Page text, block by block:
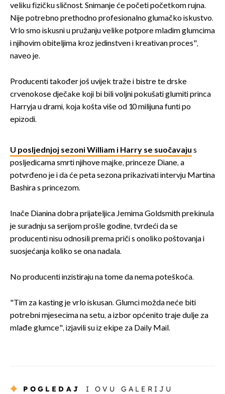
veliku fizičku sličnost. Snimanje će početi početkom rujna.
Nije potrebno prethodno profesionalno glumačko iskustvo.
Vrlo smo iskusni u pružanju velike potpore mladim glumcima
i njihovim obiteljima kroz jedinstven i kreativan proces",
naveo je.
Producenti također još uvijek traže i bistre te drske
crvenokose dječake koji bi bili voljni pokušati glumiti princa
Harryja u drami, koja košta više od 10 milijuna funti po
epizodi.
U posljednjoj sezoni William i Harry se suočavaju s
posljedicama smrti njihove majke, princeze Diane, a
potvrđeno je i da će peta sezona prikazivati ​​intervju Martina
Bashira s princezom.
Inače Dianina dobra prijateljica Jemima Goldsmith prekinula
je suradnju sa serijom prošle godine, tvrdeći da se
producenti nisu odnosili prema priči s onoliko poštovanja i
suosjećanja koliko se ona nadala.
No producenti inzistiraju na tome da nema poteškoća.
"Tim za kasting je vrlo iskusan. Glumci možda neće biti
potrebni mjesecima na setu, a izbor općenito traje dulje za
mlađe glumce", izjavili su iz ekipe za Daily Mail.
POGLEDAJ I OVU GALERIJU